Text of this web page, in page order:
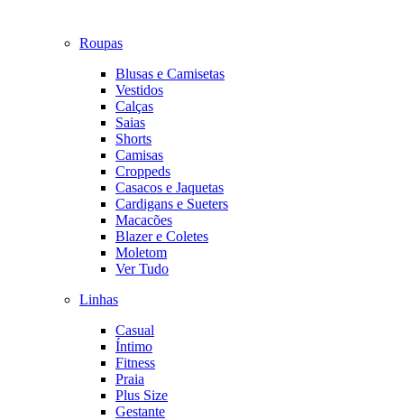
Roupas
Blusas e Camisetas
Vestidos
Calças
Saias
Shorts
Camisas
Croppeds
Casacos e Jaquetas
Cardigans e Sueters
Macacões
Blazer e Coletes
Moletom
Ver Tudo
Linhas
Casual
Íntimo
Fitness
Praia
Plus Size
Gestante